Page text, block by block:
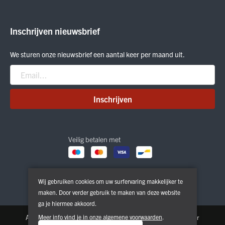
Smartwool
Nitro
Peak Performance
Patagonia
Veilig betalen met
Inschrijven nieuwsbrief
We sturen onze nieuwsbrief een aantal keer per maand uit.
Inschrijven
Algemene voorwaarden Privacy & Cookie Policy Disclaimer
Wij gebruiken cookies om uw surfervaring makkelijker te
maken. Door verder gebruik te maken van deze website
ga je hiermee akkoord.
Meer info vind je in onze algemene voorwaarden.